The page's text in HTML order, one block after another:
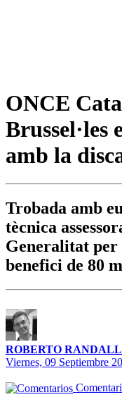
ONCE
Brussel·les
amb la
Trobada amb
tècnica
Generalitat per
benefici de 80
ROBERTO RANDALL
Viernes, 09 Septiembre